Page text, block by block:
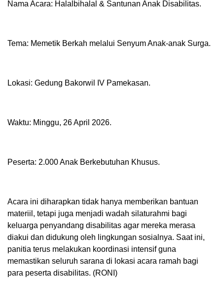
Nama Acara: Halalbihalal & Santunan Anak Disabilitas.
Tema: Memetik Berkah melalui Senyum Anak-anak Surga.
Lokasi: Gedung Bakorwil IV Pamekasan.
Waktu: Minggu, 26 April 2026.
Peserta: 2.000 Anak Berkebutuhan Khusus.
Acara ini diharapkan tidak hanya memberikan bantuan
materiil, tetapi juga menjadi wadah silaturahmi bagi
keluarga penyandang disabilitas agar mereka merasa
diakui dan didukung oleh lingkungan sosialnya. Saat ini,
panitia terus melakukan koordinasi intensif guna
memastikan seluruh sarana di lokasi acara ramah bagi
para peserta disabilitas. (RONI)